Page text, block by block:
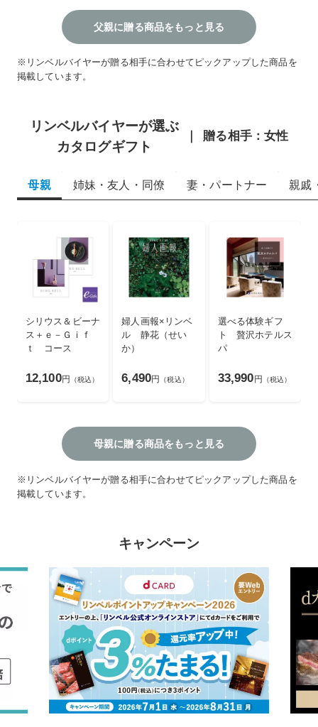
父親に贈る商品をもっと見る
※リンベルバイヤーが贈る相手に合わせてピックアップした商品を
掲載しています。
リンベルバイヤーが選ぶ
カタログギフト
贈る相手：女性
母親 姉妹・友人・同僚 妻・パートナー 親戚
シリウス＆ビーナ
ス＋ｅ－Ｇｉｆ
ｔ コース
12,100円 （税込）
婦人画報×リンベ
ル 静花（せい
か）
6,490円 （税込）
選べる体験ギフ
ト 贅沢ホテルス
パ
33,990円 （税込）
母親に贈る商品をもっと見る
※リンベルバイヤーが贈る相手に合わせてピックアップした商品を
掲載しています。
キャンペーン